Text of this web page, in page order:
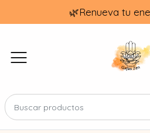
🌿Renueva tu